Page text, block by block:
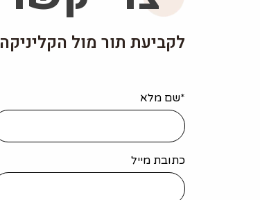
לקביעת תור מול הקליניקה
*שם מלא
כתובת מייל